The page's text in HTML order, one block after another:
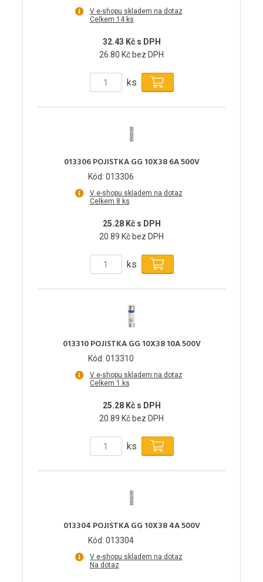
V e-shopu skladem na dotaz
Celkem 14 ks
32.43 Kč s DPH
26.80 Kč bez DPH
ks
013306 POJISTKA GG 10X38 6A 500V
Kód: 013306
V e-shopu skladem na dotaz
Celkem 8 ks
25.28 Kč s DPH
20.89 Kč bez DPH
ks
013310 POJISTKA GG 10X38 10A 500V
Kód: 013310
V e-shopu skladem na dotaz
Celkem 1 ks
25.28 Kč s DPH
20.89 Kč bez DPH
ks
013304 POJISTKA GG 10X38 4A 500V
Kód: 013304
V e-shopu skladem na dotaz
Na dotaz